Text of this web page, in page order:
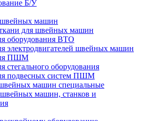
Б/У
машин
для швейных машин
оборудования ВТО
электродвигателей швейных машин
ПШМ
стегального оборудования
подвесных систем ПШМ
машин специальные
машин, станков и